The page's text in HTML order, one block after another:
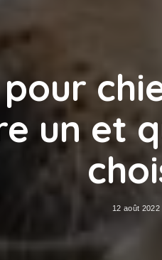
un et
12 août 2022